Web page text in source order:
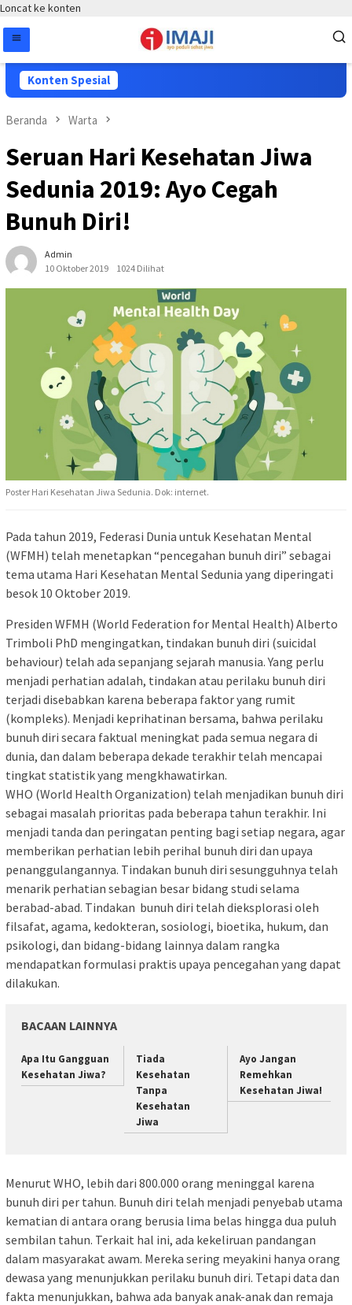
Loncat ke konten
Konten Spesial
Beranda Warta
Seruan Hari Kesehatan Jiwa
Sedunia 2019: Ayo Cegah
Bunuh Diri!
Admin
10 Oktober 2019
1024 Dilihat
Poster Hari Kesehatan Jiwa Sedunia. Dok: internet.
Pada tahun 2019, Federasi Dunia untuk Kesehatan Mental
(WFMH) telah menetapkan “pencegahan bunuh diri” sebagai
tema utama Hari Kesehatan Mental Sedunia yang diperingati
besok 10 Oktober 2019.
Presiden WFMH (World Federation for Mental Health) Alberto
Trimboli PhD mengingatkan, tindakan bunuh diri (suicidal
behaviour) telah ada sepanjang sejarah manusia. Yang perlu
menjadi perhatian adalah, tindakan atau perilaku bunuh diri
terjadi disebabkan karena beberapa faktor yang rumit
(kompleks). Menjadi keprihatinan bersama, bahwa perilaku
bunuh diri secara faktual meningkat pada semua negara di
dunia, dan dalam beberapa dekade terakhir telah mencapai
tingkat statistik yang mengkhawatirkan.
WHO (World Health Organization) telah menjadikan bunuh diri
sebagai masalah prioritas pada beberapa tahun terakhir. Ini
menjadi tanda dan peringatan penting bagi setiap negara, agar
memberikan perhatian lebih perihal bunuh diri dan upaya
penanggulangannya. Tindakan bunuh diri sesungguhnya telah
menarik perhatian sebagian besar bidang studi selama
berabad-abad. Tindakan bunuh diri telah dieksplorasi oleh
filsafat, agama, kedokteran, sosiologi, bioetika, hukum, dan
psikologi, dan bidang-bidang lainnya dalam rangka
mendapatkan formulasi praktis upaya pencegahan yang dapat
dilakukan.
BACAAN LAINNYA
Apa Itu Gangguan
Kesehatan Jiwa?
Tiada
Kesehatan
Tanpa
Kesehatan
Jiwa
Ayo Jangan
Remehkan
Kesehatan Jiwa!
Menurut WHO, lebih dari 800.000 orang meninggal karena
bunuh diri per tahun. Bunuh diri telah menjadi penyebab utama
kematian di antara orang berusia lima belas hingga dua puluh
sembilan tahun. Terkait hal ini, ada kekeliruan pandangan
dalam masyarakat awam. Mereka sering meyakini hanya orang
dewasa yang menunjukkan perilaku bunuh diri. Tetapi data dan
fakta menunjukkan, bahwa ada banyak anak-anak dan remaja